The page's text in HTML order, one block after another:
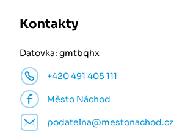
Kontakty
Datovka: gmtbqhx
+420 491 405 111
Město Náchod
podatelna@mestonachod.cz